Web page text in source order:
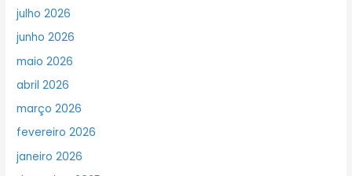
julho 2026
junho 2026
maio 2026
abril 2026
março 2026
fevereiro 2026
janeiro 2026